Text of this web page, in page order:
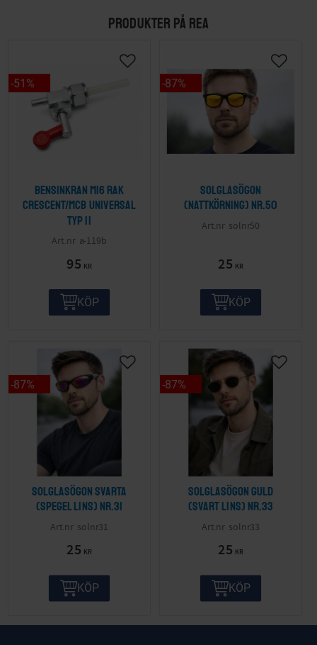
PRODUKTER PÅ REA
Bensinkran M16 Rak
Crescent/MCB Universal
Typ II
a-119b
95 KR
51 %
KÖP
Solglasögon
(nattkörning) nr.50
solnr50
25 KR
87%
KÖP
Solglasögon svarta
(spegel lins) nr.31
solnr31
25 KR
87%
KÖP
Solglasögon guld
(svart lins) nr.33
solnr33
25 KR
87%
KÖP